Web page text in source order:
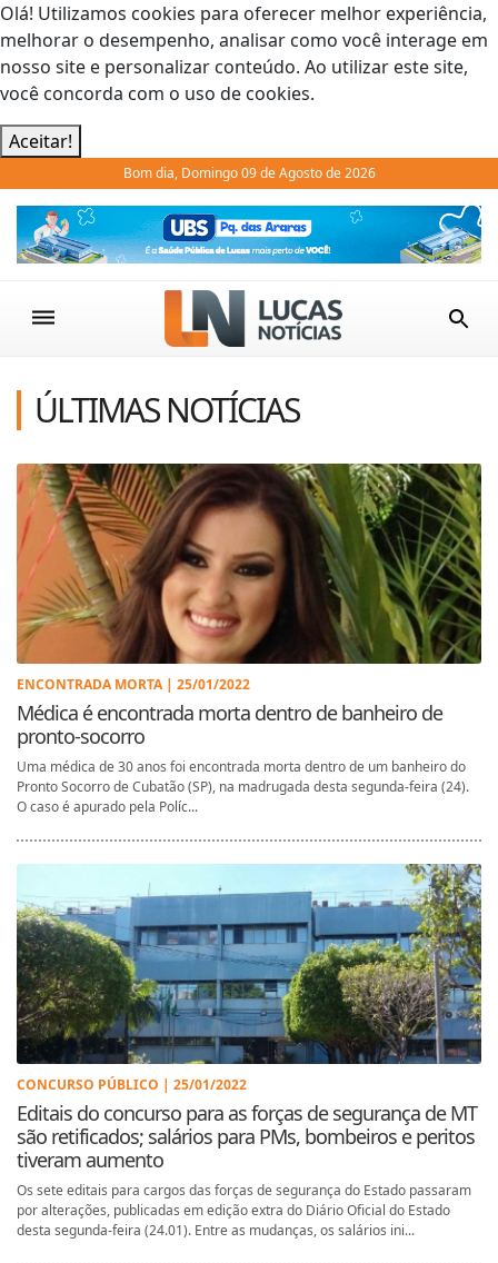
Olá! Utilizamos cookies para oferecer melhor experiência,
melhorar o desempenho, analisar como você interage em
nosso site e personalizar conteúdo. Ao utilizar este site,
você concorda com o uso de cookies.
Aceitar!
Bom dia, Domingo 09 de Agosto de 2026
Previous Next
ÚLTIMAS NOTÍCIAS
ENCONTRADA MORTA | 25/01/2022
Médica é encontrada morta dentro de banheiro de
pronto-socorro
Uma médica de 30 anos foi encontrada morta dentro de um banheiro do
Pronto Socorro de Cubatão (SP), na madrugada desta segunda-feira (24).
O caso é apurado pela Políc...
CONCURSO PÚBLICO | 25/01/2022
Editais do concurso para as forças de segurança de MT
são retificados; salários para PMs, bombeiros e peritos
tiveram aumento
Os sete editais para cargos das forças de segurança do Estado passaram
por alterações, publicadas em edição extra do Diário Oficial do Estado
desta segunda-feira (24.01). Entre as mudanças, os salários ini...